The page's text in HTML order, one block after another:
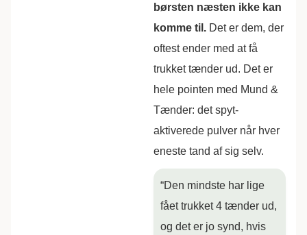
børsten næsten ikke kan
komme til. Det er dem, der
oftest ender med at få
trukket tænder ud. Det er
hele pointen med Mund &
Tænder: det spyt-
aktiverede pulver når hver
eneste tand af sig selv.
“Den mindste har lige
fået trukket 4 tænder ud,
og det er jo synd, hvis